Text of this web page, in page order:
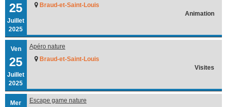
25
Juillet
2025
Braud-et-Saint-Louis
Animation
Ven
25
Juillet
2025
Apéro nature
Braud-et-Saint-Louis
Visites
Mer
Escape game nature